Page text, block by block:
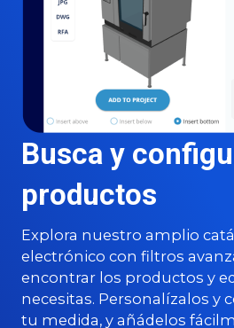
Busca y
productos
Explora nuestro amplio
electrónico con filtros
encontrar los productos y
necesitas. Personalízalos y
tu medida, y añádelos